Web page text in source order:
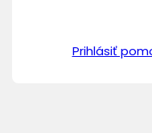
Prihlásiť